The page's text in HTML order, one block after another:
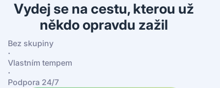
Vydej se na cestu, kterou už
někdo opravdu zažil
Bez skupiny
·
Vlastním tempem
·
Podpora 24/7